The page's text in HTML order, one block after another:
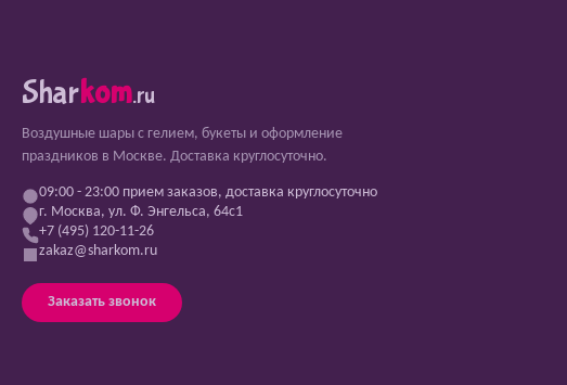
Sharkom.ru
Воздушные шары с гелием, букеты и оформление
праздников в Москве. Доставка круглосуточно.
09:00 - 23:00 прием заказов, доставка круглосуточно
г. Москва, ул. Ф. Энгельса, 64с1
+7 (495) 120-11-26
zakaz@sharkom.ru
Заказать звонок